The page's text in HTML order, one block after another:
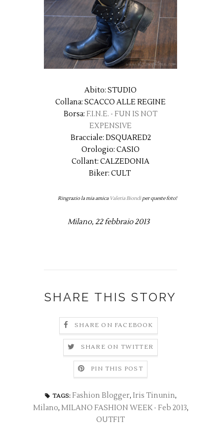
Abito: STUDIO
Collana: SCACCO ALLE REGINE
Borsa: F.I.N.E. - FUN IS NOT
EXPENSIVE
Bracciale: DSQUARED2
Orologio: CASIO
Collant: CALZEDONIA
Biker: CULT
Ringrazio la mia amica Valeria Biondiper queste foto!
Milano, 22 febbraio 2013
SHARE THIS STORY
SHARE ON FACEBOOK
SHARE ON TWITTER
PIN THIS POST
TAGS: Fashion Blogger, Iris Tinunin,
Milano, MILANO FASHION WEEK - Feb 2013,
OUTFIT